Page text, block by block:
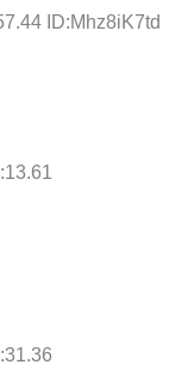
ID:Mhz8iK7td